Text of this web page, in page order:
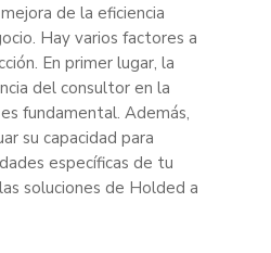
de la eficiencia
Hay varios factores a
En primer lugar, la
del consultor en la
fundamental. Además,
su capacidad para
específicas de tu
soluciones de Holded a